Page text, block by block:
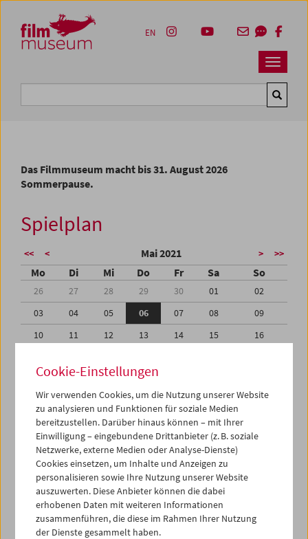
Zum Inhalt
Zum Hauptmenü
Zur Servicenavigation
Zum Suche
Navbar
EN
Das Filmmuseum macht bis 31. August 2026
Sommerpause.
Spielplan
<< < Mai 2021 > >>
Mo Di Mi Do Fr Sa So
26 27 28 29 30 01
02
03
04 05 06 07 08
09
10
11 12 13 14 15
16
24
25 26 27
31
01 02 03 04 05 06
iCalender
Programmheft-PDF
English language or subtitles
Cookie-Einstellungen
Wir verwenden Cookies, um die Nutzung unserer Website
zu analysieren und Funktionen für soziale Medien
bereitzustellen. Darüber hinaus können – mit Ihrer
Einwilligung – eingebundene Drittanbieter (z. B. soziale
Netzwerke, externe Medien oder Analyse-Dienste)
Cookies einsetzen, um Inhalte und Anzeigen zu
personalisieren sowie Ihre Nutzung unserer Website
auszuwerten. Diese Anbieter können die dabei
erhobenen Daten mit weiteren Informationen
zusammenführen, die diese im Rahmen Ihrer Nutzung
der Dienste gesammelt haben.